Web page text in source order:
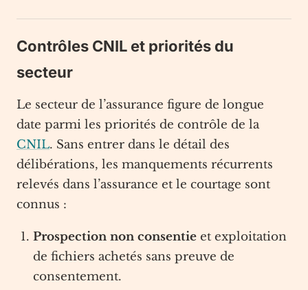
Contrôles CNIL et priorités du
secteur
Le secteur de l’assurance figure de longue
date parmi les priorités de contrôle de la
CNIL. Sans entrer dans le détail des
délibérations, les manquements récurrents
relevés dans l’assurance et le courtage sont
connus :
Prospection non consentie et exploitation
de fichiers achetés sans preuve de
consentement.